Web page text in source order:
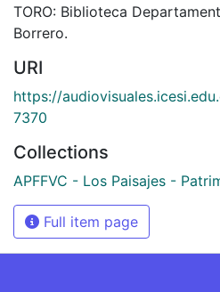
TORO: Biblioteca
Borrero.
URI
https://
7370
Collections
APFFVC - Los Paisajes -
Full item page